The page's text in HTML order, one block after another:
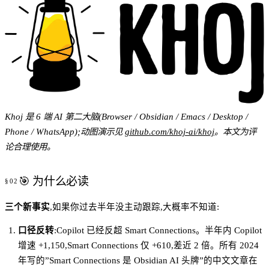
Khoj 是 6 端 AI 第二大脑(Browser / Obsidian / Emacs / Desktop /
Phone / WhatsApp);动图演示见github.com/khoj-ai/khoj。本文为评
论合理使用。
🎯 为什么必读
三个新事实,如果你过去半年没主动跟踪,大概率不知道:
口径反转:Copilot 已经反超 Smart Connections。半年内 Copilot
增速 +1,150,Smart Connections 仅 +610,差近 2 倍。所有 2024
年写的”Smart Connections 是 Obsidian AI 头牌”的中文文章在